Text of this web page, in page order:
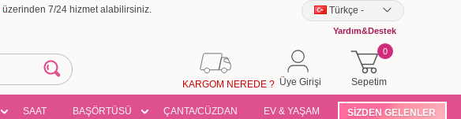
üzerinden 7/24 hizmet alabilirsiniz. Türkçe -
Yardım&Destek
Sepetim
0
Üye Girişi
KARGOM NEREDE ?
SAAT BAŞÖRTÜSÜ ÇANTA/CÜZDAN EV & YAŞAM SİZDEN GELENLER